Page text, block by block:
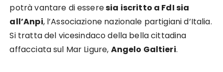
potrà vantare di esseresia iscritto a FdI sia
all’Anpi, l’Associazione nazionale partigiani d’Italia.
Si tratta del vicesindaco della bella cittadina
affacciata sul Mar Ligure, Angelo Galtieri.